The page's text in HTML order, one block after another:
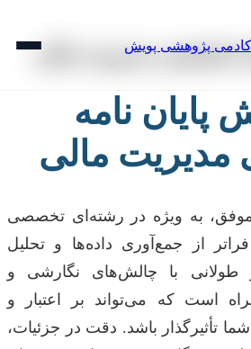
تخصصی مدیریت مالی
پایان نامه
مالی
موفق، به ویژه در رشته‌ای تخصصی
از جمع‌آوری داده‌ها و تحلیل
با چالش‌های نگارشی و
است که می‌تواند بر اعتبار و
تأثیرگذار باشد. دقت در جزئیات،